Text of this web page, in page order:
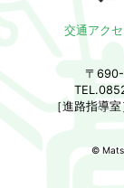
交通アク
〒
［進路指導
©